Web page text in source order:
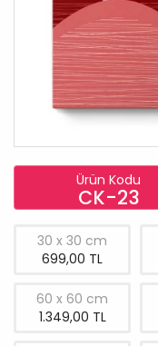
Ürün Kodu
CK-23
30 x 30 cm
699,00 TL
60 x 60 cm
1.349,00 TL